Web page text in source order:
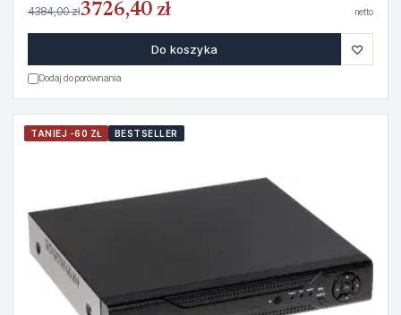
4384,00 zł3726,40 zł netto
Do koszyka ♡
Dodaj do porównania
TANIEJ -60 ZŁ BESTSELLER